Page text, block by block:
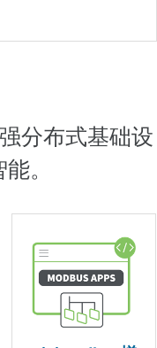
分布式基础设
。